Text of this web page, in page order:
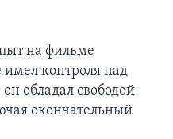
на фильме
контроля над
обладал свободой
окончательный